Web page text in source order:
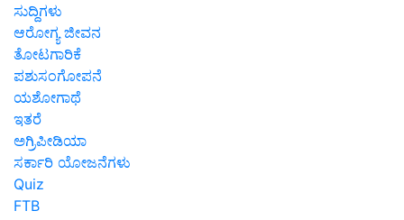
ಸುದ್ದಿಗಳು
ಆರೋಗ್ಯ ಜೀವನ
ತೋಟಗಾರಿಕೆ
ಪಶುಸಂಗೋಪನೆ
ಯಶೋಗಾಥೆ
ಇತರೆ
ಅಗ್ರಿಪೀಡಿಯಾ
ಸರ್ಕಾರಿ ಯೋಜನೆಗಳು
Quiz
FTB